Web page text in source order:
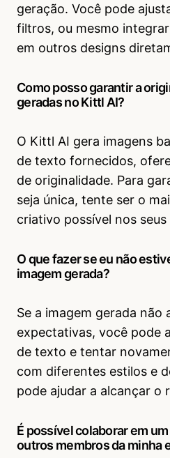
geração. Você pode
filtros, ou mesmo
em outros designs
Como posso garantir a
geradas no Kittl AI?
O Kittl AI gera imagens
de texto fornecidos,
de originalidade. Para
seja única, tente ser o
criativo possível nos
O que fazer se eu não
imagem gerada?
Se a imagem gerada não
expectativas, você pode
de texto e tentar
com diferentes estilos e
pode ajudar a alcançar o
É possível colaborar em
outros membros da minha